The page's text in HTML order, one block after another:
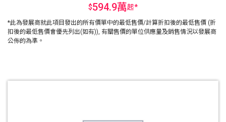
$594.9萬起*
*此為發展商就此項目發出的所有價單中的最低售價/計算折扣後的最低售價 (折
扣後的最低售價會優先列出(如有)), 有關售價的單位供應量及銷售情況以發展商
公佈的為準。